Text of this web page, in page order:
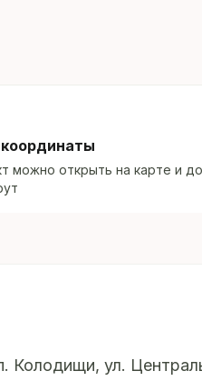
можно открыть на карте и
Колодищи, ул.